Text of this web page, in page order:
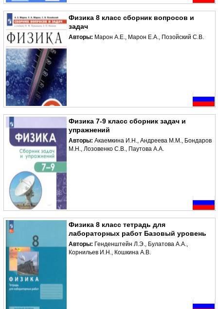
Физика 8 класс сборник вопросов и
задач
Авторы: Марон А.Е., Марон Е.А., Позойский С.В.
Физика 7-9 класс сборник задач и
упражнений
Авторы: Акаемкина И.Н., Андреева М.М., Бондаров
М.Н., Лозовенко С.В., Паутова А.А.
Физика 8 класс тетрадь для
лабораторных работ Базовый уровень
Авторы: Генденштейн Л.Э., Булатова А.А.,
Корнильев И.Н., Кошкина А.В.